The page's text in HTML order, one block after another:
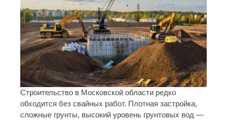
Строительство в Московской области редко
обходится без свайных работ. Плотная застройка,
сложные грунты, высокий уровень грунтовых вод —